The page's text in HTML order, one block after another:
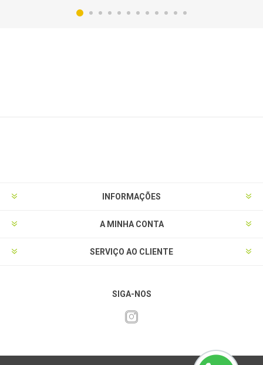
INFORMAÇÕES
A MINHA CONTA
SERVIÇO AO CLIENTE
SIGA-NOS